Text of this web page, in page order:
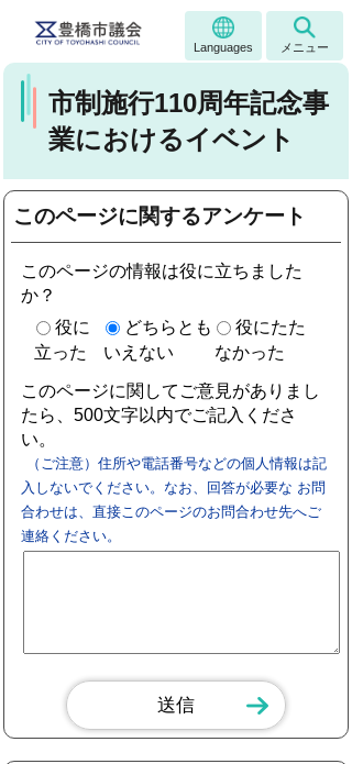
Languages メニュー
市制施行110周年記念事
業におけるイベント
このページに関するアンケート
このページの情報は役に立ちました
か？
役に
立った
どちらとも
いえない
役にたた
なかった
このページに関してご意見がありまし
たら、500文字以内でご記入くださ
い。
（ご注意）住所や電話番号などの個人情報は記
入しないでください。なお、回答が必要な お問
合わせは、直接このページのお問合わせ先へご
連絡ください。